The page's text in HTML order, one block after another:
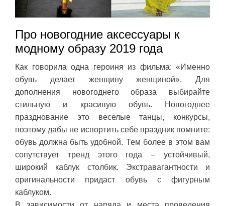
Про новогодние аксессуары к
модному образу 2019 года
Как говорила одна героиня из фильма: «Именно
обувь делает женщину женщиной». Для
дополнения новогоднего образа выбирайте
стильную и красивую обувь. Новогоднее
празднование это веселые танцы, конкурсы,
поэтому дабы не испортить себе праздник помните:
обувь должна быть удобной. Тем более в этом вам
сопутствует тренд этого года – устойчивый,
широкий каблук столбик. Экстравагантности и
оригинальности придаст обувь с фигурным
каблуком.